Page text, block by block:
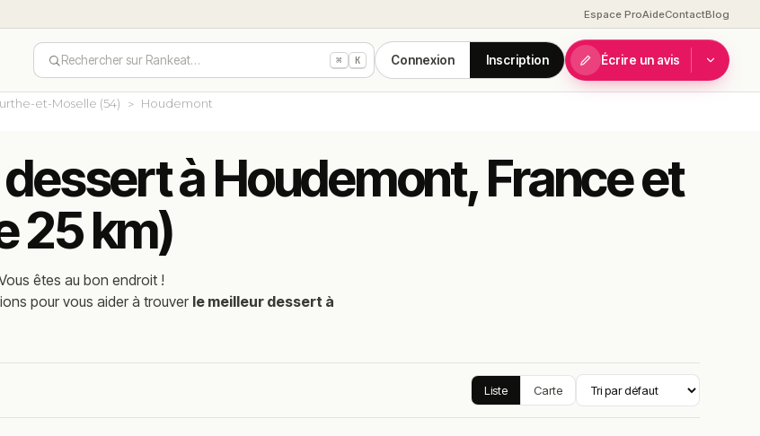
Espace ProAideContactBlog
Rechercher sur Rankeat… ⌘ K Connexion Inscription Écrire un avis
et-Moselle (54) Houdemont
à Houdemont, France et
25 km)
êtes au bon endroit !
pour vous aider à trouver le meilleur dessert à
Liste Carte